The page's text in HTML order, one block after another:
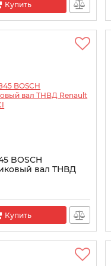
Купить
BOSCH
вал ТНВД
2.0 DCI
Купить